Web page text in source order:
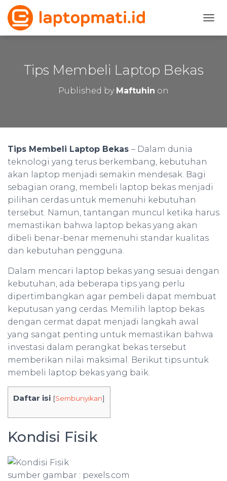
O
Tips Membeli Laptop Bekas
Published by Maftuhin on
Tips Membeli Laptop Bekas – Dalam dunia
teknologi yang terus berkembang, kebutuhan
akan laptop menjadi semakin mendesak. Bagi
sebagian orang, membeli laptop bekas menjadi
pilihan cerdas untuk memenuhi kebutuhan
tersebut. Namun, tantangan muncul ketika harus
memastikan bahwa laptop bekas yang akan
dibeli benar-benar memenuhi standar kualitas
dan kebutuhan pengguna.
Dalam mencari laptop bekas yang sesuai dengan
kebutuhan, ada beberapa tips yang perlu
dipertimbangkan agar pembeli dapat membuat
keputusan yang cerdas. Memilih laptop bekas
dengan cermat dapat menjadi langkah awal
yang sangat penting untuk memastikan bahwa
investasi dalam perangkat bekas tersebut
memberikan nilai maksimal. Berikut tips untuk
membeli laptop bekas yang baik.
Daftar isi [Sembunyikan]
Kondisi Fisik
sumber gambar : pexels.com